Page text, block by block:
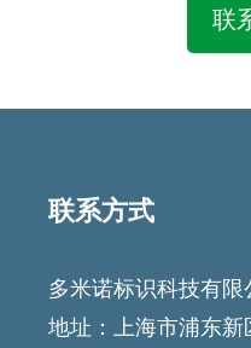
联
Featured
联系方式
多米诺标识科技有
地址：上海市浦东